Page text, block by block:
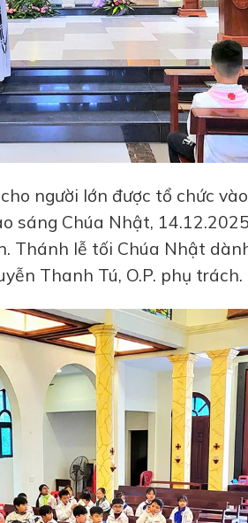
người lớn được tổ chức
sáng Chúa Nhật,
Thánh lễ tối Chúa Nhật
Thanh Tú, O.P. phụ trách.